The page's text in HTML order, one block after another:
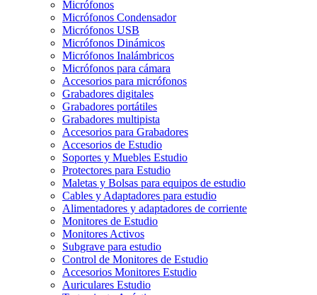
Micrófonos
Micrófonos Condensador
Micrófonos USB
Micrófonos Dinámicos
Micrófonos Inalámbricos
Micrófonos para cámara
Accesorios para micrófonos
Grabadores digitales
Grabadores portátiles
Grabadores multipista
Accesorios para Grabadores
Accesorios de Estudio
Soportes y Muebles Estudio
Protectores para Estudio
Maletas y Bolsas para equipos de estudio
Cables y Adaptadores para estudio
Alimentadores y adaptadores de corriente
Monitores de Estudio
Monitores Activos
Subgrave para estudio
Control de Monitores de Estudio
Accesorios Monitores Estudio
Auriculares Estudio